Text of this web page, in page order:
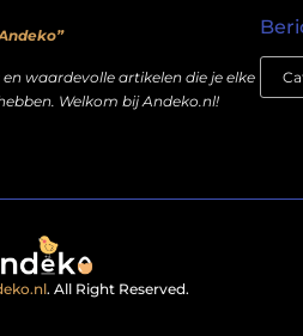
waardevolle artikelen die je elke
Welkom bij Andeko.nl!
. All Right Reserved.